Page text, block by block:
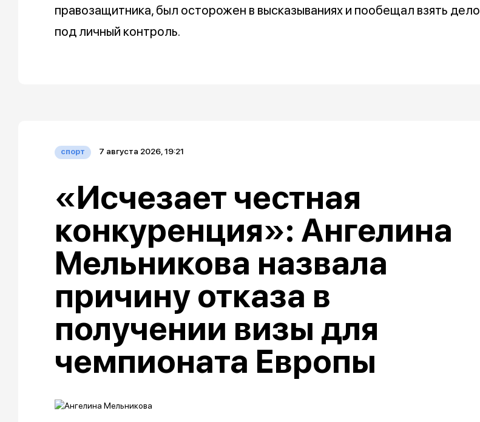
правозащитника, был осторожен в высказываниях и пообещал взять дело
под личный контроль.
спорт 7 августа 2026, 19:21
«Исчезает честная
конкуренция»: Ангелина
Мельникова назвала
причину отказа в
получении визы для
чемпионата Европы